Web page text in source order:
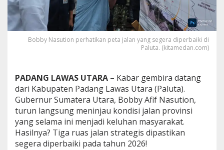
u
n
g
e
u
t
a
3
J
a
l
Bobby Nasution perhatikan peta jalan yang segera diperbaiki di
Paluta. (kitamedan.com)
PADANG LAWAS UTARA – Kabar gembira datang
dari Kabupaten Padang Lawas Utara (Paluta).
Gubernur Sumatera Utara, Bobby Afif Nasution,
turun langsung meninjau kondisi jalan provinsi
yang selama ini menjadi keluhan masyarakat.
Hasilnya? Tiga ruas jalan strategis dipastikan
segera diperbaiki pada tahun 2026!